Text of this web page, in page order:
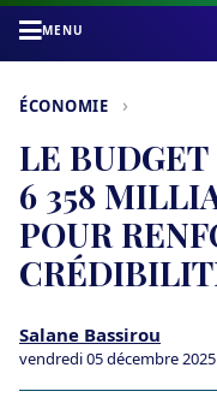
MENU
ÉCONOMIE ›
LE BUDGET
6 358
POUR
Salane Bassirou
vendredi 05 décembre